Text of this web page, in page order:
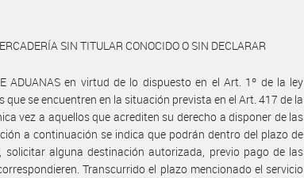
SIN TITULAR CONOCIDO O SIN DECLARAR
ADUANAS en virtud de lo dispuesto en el Art. 1º de la ley
que se encuentren en la situación prevista en el Art. 417 de la
vez a aquellos que acrediten su derecho a disponer de las
a continuación se indica que podrán dentro del plazo de
solicitar alguna destinación autorizada, previo pago de las
Transcurrido el plazo mencionado el servicio